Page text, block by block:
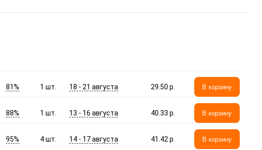
81% 1 шт. 18 - 21 августа 29.50 p. В корзину
88% 1 шт. 13 - 16 августа 40.33 p. В корзину
95% 4шт. 14 - 17 августа 41.42 p. В корзину